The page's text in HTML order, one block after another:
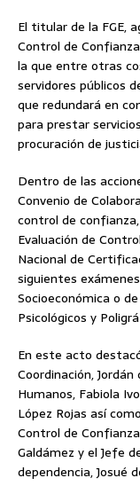
El titular de la FGE,
Control de
la que entre otras
servidores públicos
que redundará en
para prestar
procuración de
Dentro de las
Convenio de
control de
Evaluación de
Nacional de
siguientes
Socioeconómica o
Psicológicos y
En este acto
Coordinación,
Humanos, Fabiola
López Rojas así
Control de
Galdámez y el Jefe
dependencia, Josué